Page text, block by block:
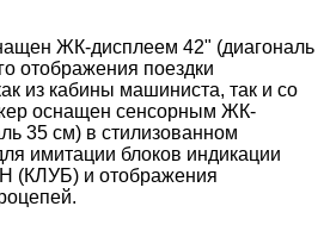
ЖК-дисплеем 42" (диагональ
отображения поездки
из кабины машиниста, так и со
оснащен сенсорным ЖК-
35 см) в стилизованном
имитации блоков индикации
(КЛУБ) и отображения